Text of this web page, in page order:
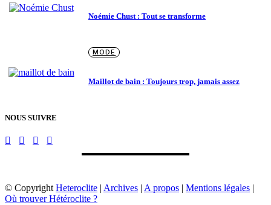
Noémie Chust : Tout se transforme
MODE
Maillot de bain : Toujours trop, jamais assez
NOUS SUIVRE
© Copyright Heteroclite | Archives | A propos | Mentions légales |
Où trouver Hétéroclite ?